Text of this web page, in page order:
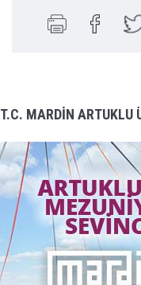
T.C. MARDİN ARTUKLU